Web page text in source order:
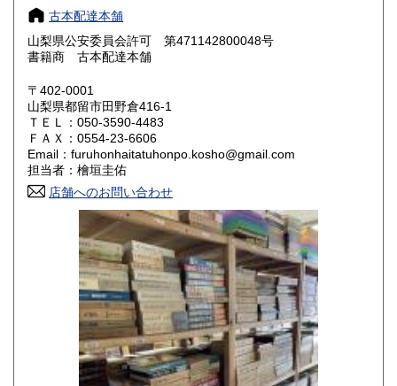
奈良県
鳥取県 800円 島根県
岡山県
山口県 800円
香川県 800円 愛媛県
高知県 800円
800円 長崎県
800円 大分県
800円 鹿児島県
1,500円
古本配達本舗
山梨県公安委員会許可 第471142800048号
書籍商 古本配達本舗
〒402-0001
山梨県都留市田野倉416-1
ＴＥＬ：050-3590-4483
ＦＡＸ：0554-23-6606
Email：furuhonhaitatuhonpo.kosho@gmail.com
担当者：檜垣圭佑
店舗へのお問い合わせ